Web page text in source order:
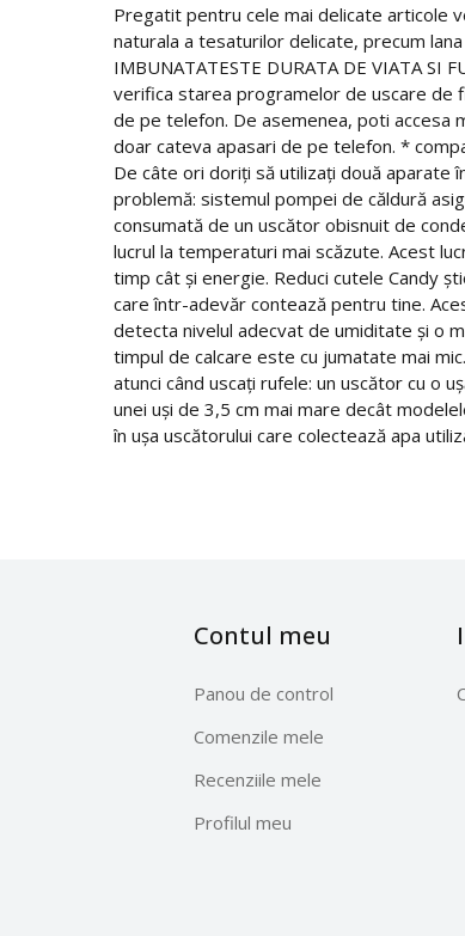
Pregatit pentru cele mai delicate articole
naturala a tesaturilor delicate, precum
IMBUNATATESTE DURATA DE VIATA
verifica starea programelor de uscare de
de pe telefon. De asemenea, poti accesa
doar cateva apasari de pe telefon. *
De câte ori doriți să utilizați două aparate
problemă: sistemul pompei de căldură
consumată de un uscător obisnuit de
lucrul la temperaturi mai scăzute. Acest
timp cât și energie. Reduci cutele Candy
care într-adevăr contează pentru tine.
detecta nivelul adecvat de umiditate și o
timpul de calcare este cu jumatate mai
atunci când uscați rufele: un uscător cu o
unei uși de 3,5 cm mai mare decât
în ușa uscătorului care colectează apa
Contul meu
Panou de control
Comenzile mele
Recenziile mele
Profilul meu